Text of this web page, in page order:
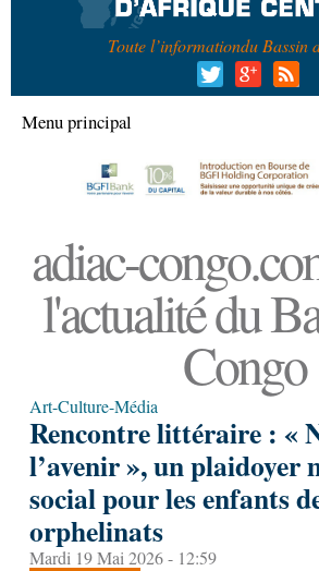
Toute l’informationdu Bassin
Menu principal
adiac-
l'actualité du
Congo
Art-Culture-Média
Rencontre littéraire : «
l’avenir », un plaidoyer
social pour les enfants
orphelinats
Mardi 19 Mai 2026 - 12:59